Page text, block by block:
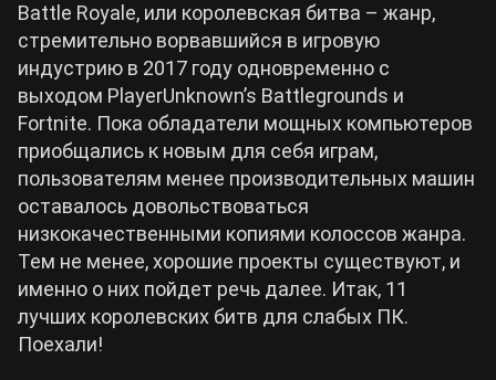
Gothic 1 Remake
Arknights: Endfield
Crimson Desert
Zenless Zone Zero
Kingdom Come: Deliverance 2
Path of Exile 2
Билды Neverness to Everness
Билды Arknights: Endfield
Билды Wuthering Waves
Билды Cyberpunk 2077
Билды Path of Exile 2
Фильмы и сериалы
Battle Royale, или королевская битва – жанр,
стремительно ворвавшийся в игровую
индустрию в 2017 году одновременно с
выходом PlayerUnknown’s Battlegrounds и
Fortnite. Пока обладатели мощных компьютеров
приобщались к новым для себя играм,
пользователям менее производительных машин
оставалось довольствоваться
низкокачественными копиями колоссов жанра.
Тем не менее, хорошие проекты существуют, и
именно о них пойдет речь далее. Итак, 11
лучших королевских битв для слабых ПК.
Поехали!